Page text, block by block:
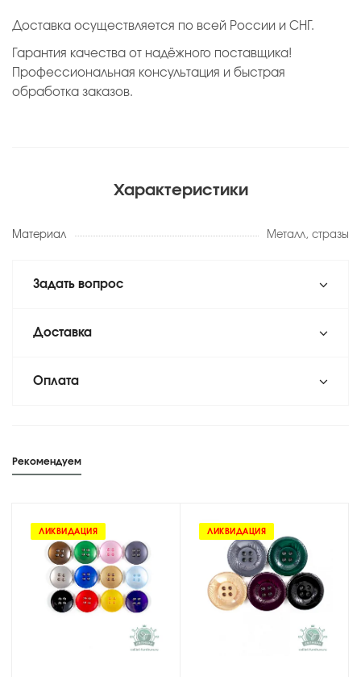
Доставка осуществляется по всей России и СНГ.
Гарантия качества от надёжного поставщика!
Профессиональная консультация и быстрая
обработка заказов.
Характеристики
Материал Металл, стразы
Задать вопрос
Доставка
Оплата
Рекомендуем
ЛИКВИДАЦИЯ ЛИКВИДАЦИЯ